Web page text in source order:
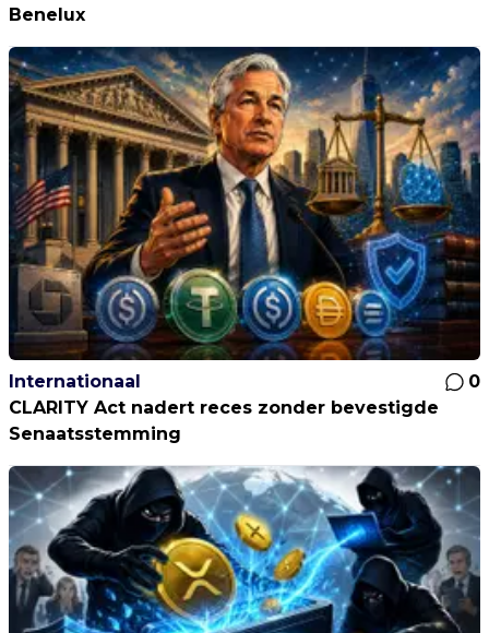
Benelux
Internationaal
0
CLARITY Act nadert reces zonder bevestigde
Senaatsstemming